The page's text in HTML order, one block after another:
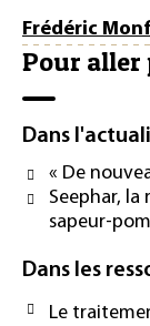
Frédéric
Pour aller
Dans
« De
Seephar,
sapeur-
Dans les
Le